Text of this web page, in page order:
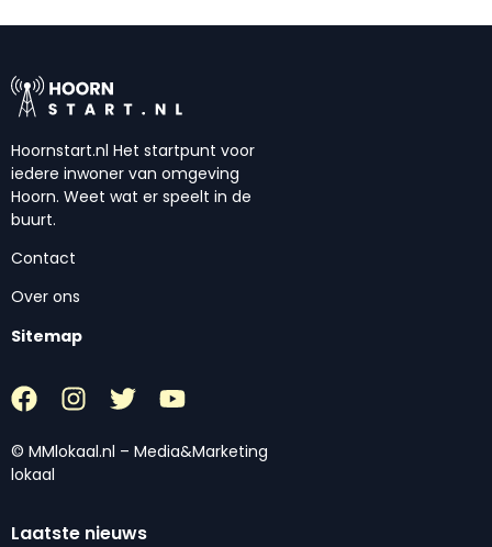
Hoornstart.nl Het startpunt voor
iedere inwoner van omgeving
Hoorn. Weet wat er speelt in de
buurt.
Contact
Over ons
Sitemap
© MMlokaal.nl – Media&Marketing
lokaal
Laatste nieuws